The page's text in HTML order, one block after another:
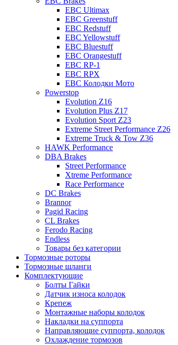
EBC Ultimax
EBC Greenstuff
EBC Redstuff
EBC Yellowstuff
EBC Bluestuff
EBC Orangestuff
EBC RP-1
EBC RPX
EBC Колодки Мото
Powerstop
Evolution Z16
Evolution Plus Z17
Evolution Sport Z23
Extreme Street Performance Z26
Extreme Truck & Tow Z36
HAWK Performance
DBA Brakes
Street Performance
Xtreme Performance
Race Performance
DC Brakes
Brannor
Pagid Racing
CL Brakes
Ferodo Racing
Endless
Товары без категории
Тормозные роторы
Тормозные шланги
Комплектующие
Болты Гайки
Датчик износа колодок
Крепеж
Монтажные наборы колодок
Накладки на суппорта
Направляющие суппорта, колодок
Охлаждение тормозов